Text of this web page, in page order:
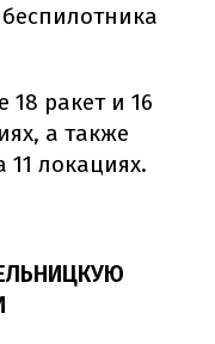
ракет и 16
а также
локациях.